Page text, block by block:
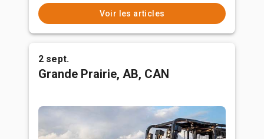
Voir les articles
2 sept.
Grande Prairie, AB, CAN